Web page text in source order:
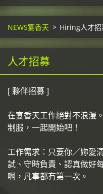
NEWS宴香天 > Hiring人才招
人才招募
[ 夥伴招募 ]
在宴香天工作絕對不浪漫
制服，一起開始吧！
工作需求：只要你／妳愛
試、守時負責、認真做好
啊，凡事都有第一次。